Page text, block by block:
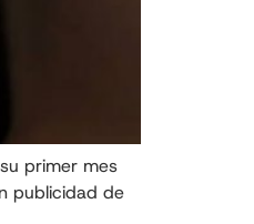
primer mes
publicidad de